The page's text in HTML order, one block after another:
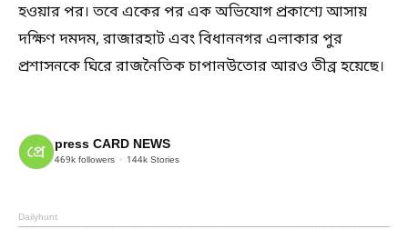
হওয়ার পর। তবে একের পর এক অভিযোগ প্রকাশ্যে আসায়
দক্ষিণ দমদম, রাজারহাট এবং বিধাননগর এলাকার পুর
প্রশাসনকে ঘিরে রাজনৈতিক চাপানউতোর আরও তীব্র হয়েছে।
press CARD NEWS
469k followers 144k Stories
Dailyhunt